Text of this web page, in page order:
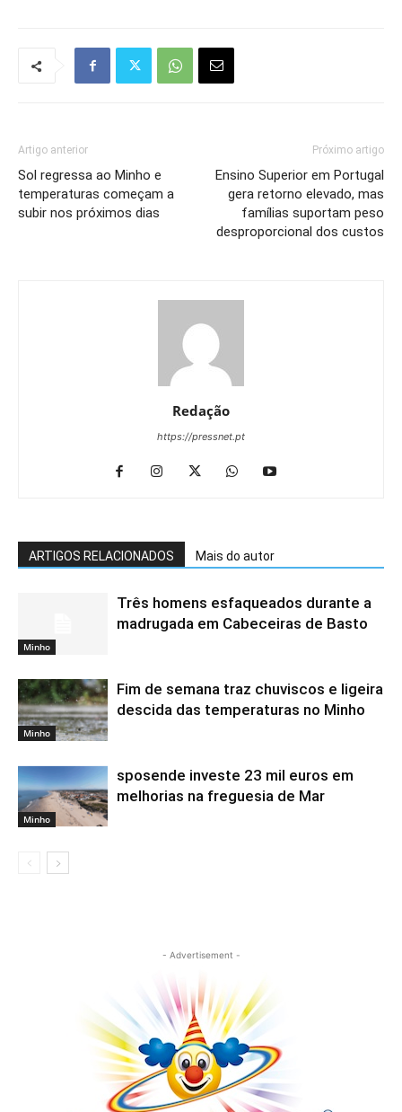
Artigo anterior
Sol regressa ao Minho e
temperaturas começam a
subir nos próximos dias
Próximo artigo
Ensino Superior em Portugal
gera retorno elevado, mas
famílias suportam peso
desproporcional dos custos
Redação
https://pressnet.pt
ARTIGOS RELACIONADOS Mais do autor
Minho
Três homens esfaqueados durante a
madrugada em Cabeceiras de Basto
Minho
Fim de semana traz chuviscos e ligeira
descida das temperaturas no Minho
Minho
sposende investe 23 mil euros em
melhorias na freguesia de Mar
- Advertisement -